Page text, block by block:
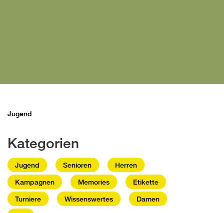
Jugend
Kategorien
Jugend Senioren
Herren
Kampagnen
Memories
Etikette
Turniere
Wissenswertes
Damen